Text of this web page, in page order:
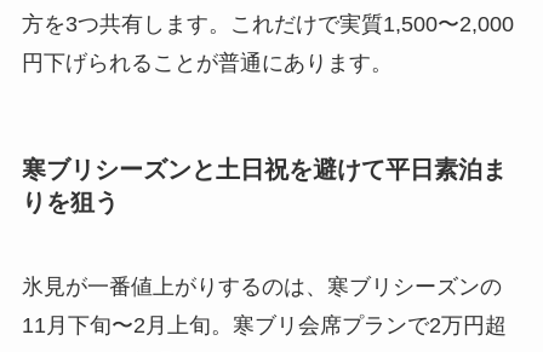
方を3つ共有します。これだけで実質1,500〜2,000
円下げられることが普通にあります。
寒ブリシーズンと土日祝を避けて平日素泊ま
りを狙う
氷見が一番値上がりするのは、寒ブリシーズンの
11月下旬〜2月上旬。寒ブリ会席プランで2万円超